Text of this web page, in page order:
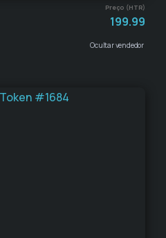
Preço (HTR)
199.99
Ocultar vendedor